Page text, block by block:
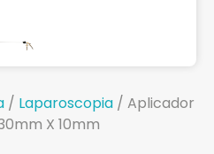
/ Laparoscopia / Aplicador
X 10mm